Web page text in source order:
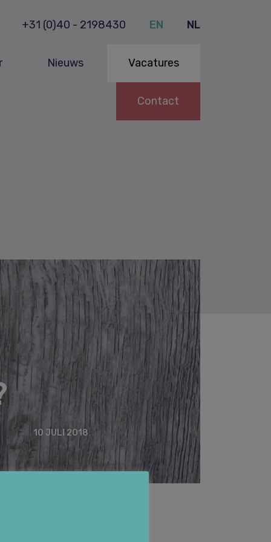
+31 (0)40 - 2198430 EN NL
Nieuws Vacatures
Contact
10 JULI 2018
2019/04